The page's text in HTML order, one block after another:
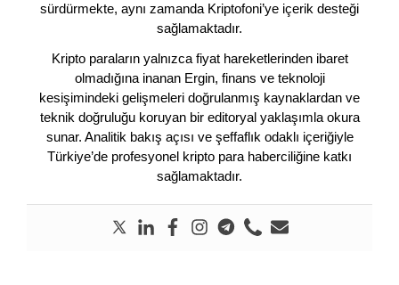
sürdürmekte, aynı zamanda Kriptofoni’ye içerik desteği
sağlamaktadır.
Kripto paraların yalnızca fiyat hareketlerinden ibaret
olmadığına inanan Ergin, finans ve teknoloji
kesişimindeki gelişmeleri doğrulanmış kaynaklardan ve
teknik doğruluğu koruyan bir editoryal yaklaşımla okura
sunar. Analitik bakış açısı ve şeffaflık odaklı içeriğiyle
Türkiye’de profesyonel kripto para haberciliğine katkı
sağlamaktadır.